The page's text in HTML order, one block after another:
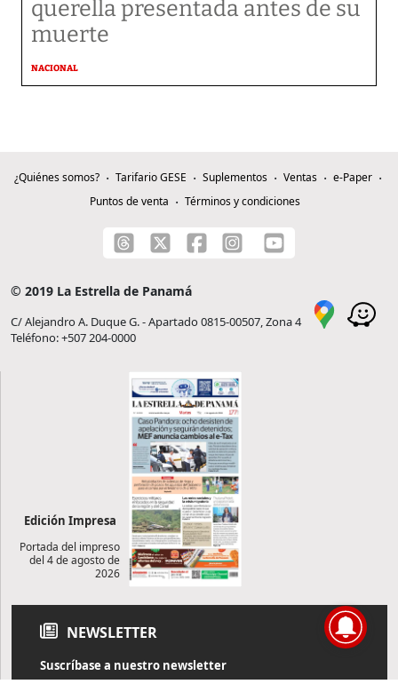
querella presentada antes de su
muerte
NACIONAL
¿Quiénes somos? Tarifario GESE Suplementos Ventas
e-Paper
Puntos de venta
Términos y condiciones
© 2019 La Estrella de Panamá
C/ Alejandro A. Duque G. - Apartado 0815-00507, Zona 4
Teléfono: +507 204-0000
Edición Impresa
Portada del impreso
del 4 de agosto de
2026
NEWSLETTER
Suscríbase a nuestro newsletter